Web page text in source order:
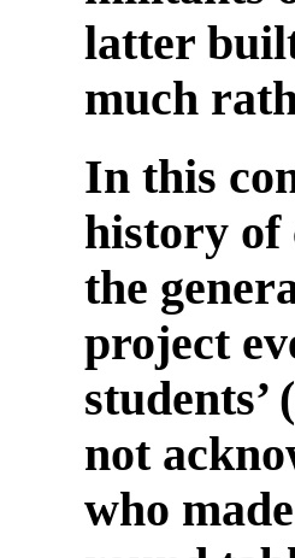
latter
much
In this
history of
the
project
students’
not
who